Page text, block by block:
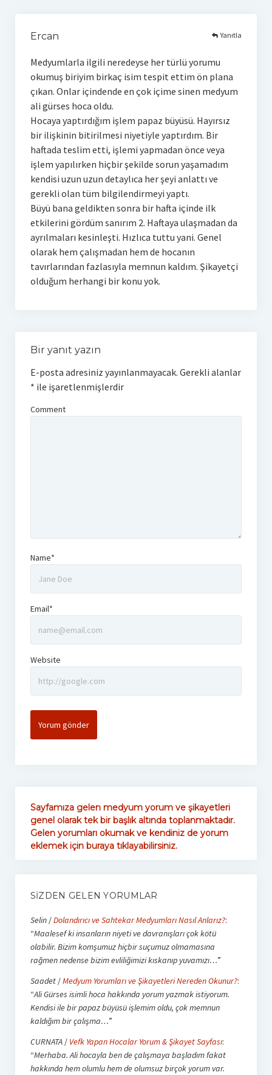
Ercan
Medyumlarla ilgili neredeyse her türlü yorumu
okumuş biriyim birkaç isim tespit ettim ön plana
çıkan. Onlar içindende en çok içime sinen medyum
ali gürses hoca oldu.
Hocaya yaptırdığım işlem papaz büyüsü. Hayırsız
bir ilişkinin bitirilmesi niyetiyle yaptırdım. Bir
haftada teslim etti, işlemi yapmadan önce veya
işlem yapılırken hiçbir şekilde sorun yaşamadım
kendisi uzun uzun detaylıca her şeyi anlattı ve
gerekli olan tüm bilgilendirmeyi yaptı.
Büyü bana geldikten sonra bir hafta içinde ilk
etkilerini gördüm sanırım 2. Haftaya ulaşmadan da
ayrılmaları kesinleşti. Hızlıca tuttu yani. Genel
olarak hem çalışmadan hem de hocanın
tavırlarından fazlasıyla memnun kaldım. Şikayetçi
olduğum herhangi bir konu yok.
Yanıtla
Bir yanıt yazın
E-posta adresiniz yayınlanmayacak. Gerekli alanlar
* ile işaretlenmişlerdir
Comment
Name*
Email*
Website
Sayfamıza gelen medyum yorum ve şikayetleri
genel olarak tek bir başlık altında toplanmaktadır.
Gelen yorumları okumak ve kendiniz de yorum
eklemek için buraya tıklayabilirsiniz.
SIZDEN GELEN YORUMLAR
Selin/Dolandırıcı ve Sahtekar Medyumları Nasıl Anlarız?:
“Maalesef ki insanların niyeti ve davranışları çok kötü
olabilir. Bizim komşumuz hiçbir suçumuz olmamasına
rağmen nedense bizim evliliğimizi kıskanıp yuvamızı…”
Saadet/Medyum Yorumları ve Şikayetleri Nereden Okunur?:
“Ali Gürses isimli hoca hakkında yorum yazmak istiyorum.
Kendisi ile bir papaz büyüsü işlemim oldu, çok memnun
kaldığım bir çalışma…”
CURNATA/ Vefk Yapan Hocalar Yorum & Şikayet Sayfası:
“Merhaba. Ali hocayla ben de çalışmaya başladım fakat
hakkında hem olumlu hem de olumsuz birçok yorum var.